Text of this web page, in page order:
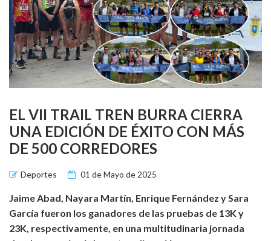
EL VII TRAIL TREN BURRA CIERRA
UNA EDICIÓN DE ÉXITO CON MÁS
DE 500 CORREDORES
Deportes 01 de Mayo de 2025
Jaime Abad, Nayara Martín, Enrique Fernández y Sara
García fueron los ganadores de las pruebas de 13K y
23K, respectivamente, en una multitudinaria jornada